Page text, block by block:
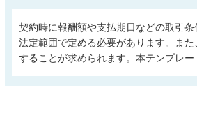
契約時に報酬額や支払期日などの取引
法定範囲で定める必要があります。ま
することが求められます。本テンプレ